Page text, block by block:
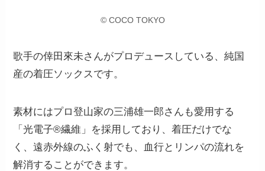
© COCO TOKYO
歌手の倖田來未さんがプロデュースしている、純国
産の着圧ソックスです。
素材にはプロ登山家の三浦雄一郎さんも愛用する
「光電子®繊維」を採用しており、着圧だけでな
く、遠赤外線のふく射でも、血行とリンパの流れを
解消することができます。